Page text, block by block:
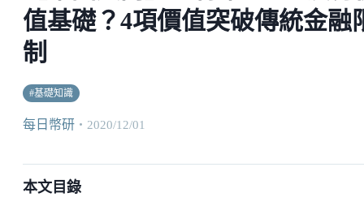
值基礎？4項價值突破傳統金融
制
#基礎知識
每日幣研 ・ 2020/12/01
本文目錄